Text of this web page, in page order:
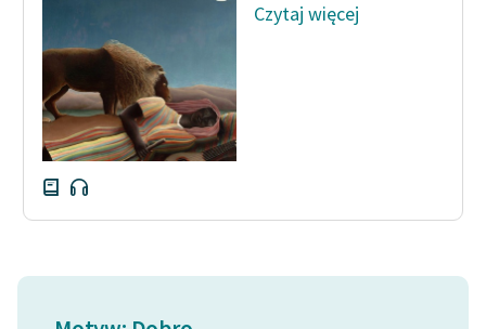
Czytaj więcej